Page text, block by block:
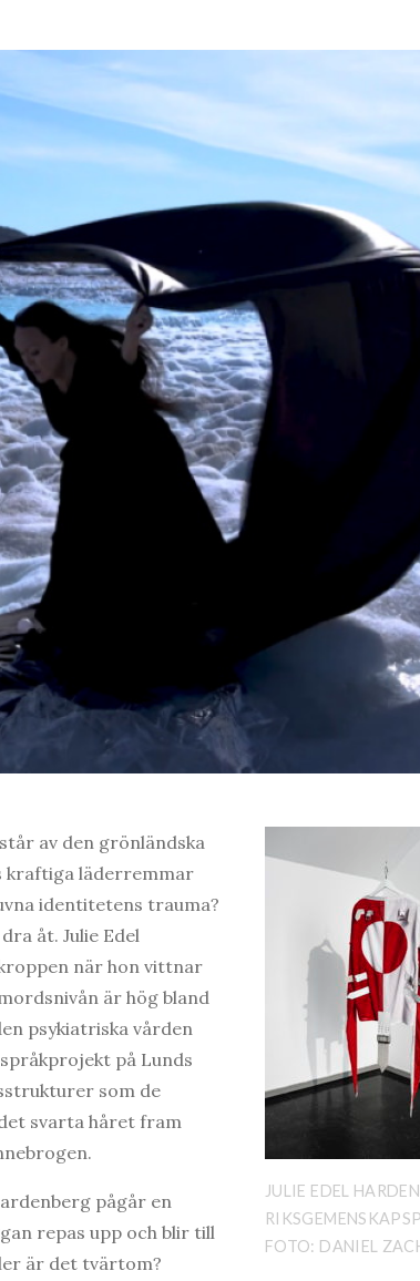
JULIE EDEL
FOTO: DANIEL
av den grönländska
kraftiga läderremmar
identitetens trauma?
åt. Julie Edel
när hon vittnar
är hög bland
psykiatriska vården
på Lunds
som de
svarta håret fram
pågår en
repas upp och blir till
är det tvärtom?